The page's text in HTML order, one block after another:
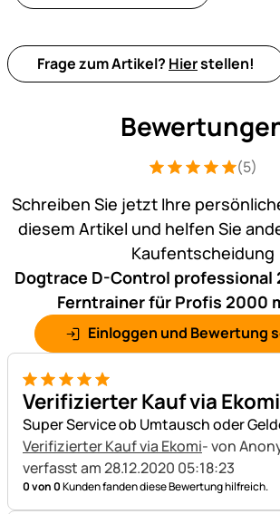
Frage zum Artikel? Hierstellen!
Bewertung: 5 von
5 Bewertungen
(5)
Schreiben Sie jetzt Ihre
diesem Artikel und helfen Sie
Kaufentscheidung
Dogtrace D-Control professional
Ferntrainer für Profis 2000
Einloggen und Bewertung
5 von 5
Verifizierter Kauf via Ekomi
Super Service ob Umtausch oder
Verifizierter Kauf via Ekomi- von
verfasst am 28.12.2020 05:18:23
0 von 0Kunden fanden diese Bewertung hilfreich.